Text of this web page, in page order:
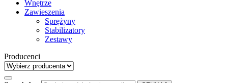
Wnętrze
Zawieszenia
Sprężyny
Stabilizatory
Zestawy
Producenci